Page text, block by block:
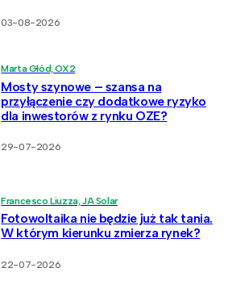
03-08-2026
Marta Głód, OX2
Mosty szynowe – szansa na
przyłączenie czy dodatkowe ryzyko
dla inwestorów z rynku OZE?
29-07-2026
Francesco Liuzza, JA Solar
Fotowoltaika nie będzie już tak tania.
W którym kierunku zmierza rynek?
22-07-2026